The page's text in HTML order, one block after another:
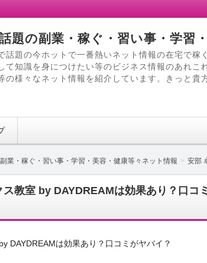
題の副業・稼ぐ・習い事・学習
話題の今ホットで一番熱いネット情報の在宅で
て知識を身につけたい等のビジネス情報のあれ
の様々なネット情報を紹介しています。きっと
業・稼ぐ・習い事・学習・美容・健康等々ネット情報 安部
教室 by DAYDREAMは効果あり？口コ
DAYDREAMは効果あり？口コミがヤバイ？